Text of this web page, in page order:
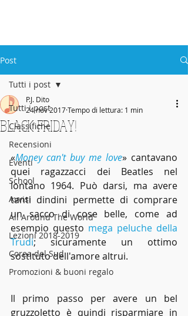
Scuola di
Post
Tutti i post
Classifiche
Recensioni
Eventi
School
Avvisi
All Around The World
Lezioni 2018-2019
Corea del Sud
Promozioni & buoni regalo
Tutti i post
BLACK FRIDAY!
P.J. Dito
24 nov 2017Tempo di lettura: 1 min
«Money can't buy me love» cantavano
quei ragazzacci dei Beatles nel
lontano 1964. Può darsi, ma avere
tanti dindini permette di comprare
un sacco di cose belle, come ad
esempio questo mega peluche della
Trudi; sicuramente un ottimo
sostituto dell'amore altrui.
Il primo passo per avere un bel
gruzzoletto è quindi risparmiare in